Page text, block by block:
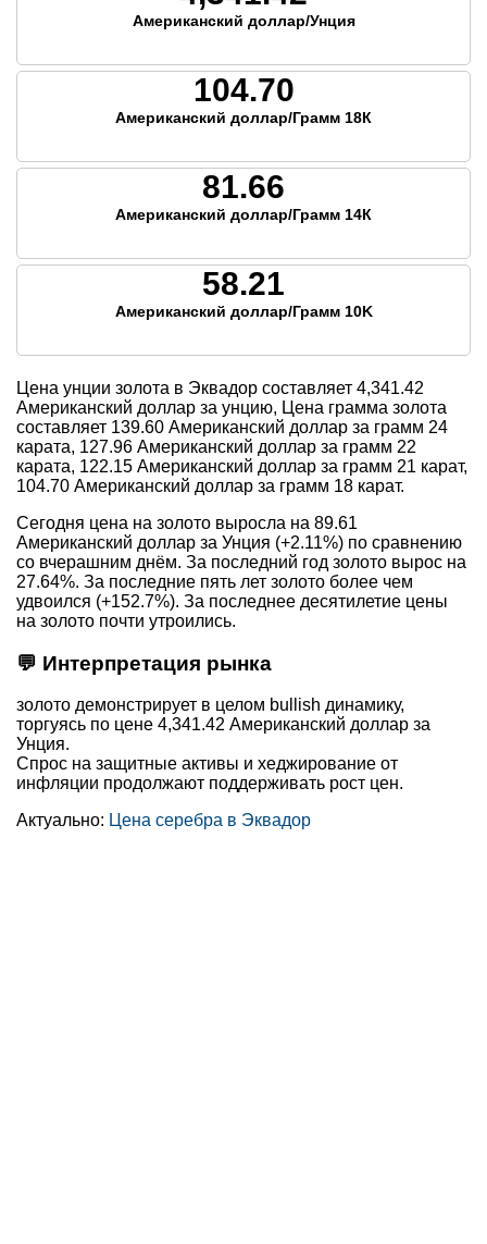
Американский доллар/Унция
104.70
Американский доллар/Грамм 18К
81.66
Американский доллар/Грамм 14К
58.21
Американский доллар/Грамм 10K
Цена унции золота в Эквадор составляет 4,341.42
Американский доллар за унцию, Цена грамма золота
составляет 139.60 Американский доллар за грамм 24
карата, 127.96 Американский доллар за грамм 22
карата, 122.15 Американский доллар за грамм 21 карат,
104.70 Американский доллар за грамм 18 карат.
Сегодня цена на золото выросла на 89.61
Американский доллар за Унция (+2.11%) по сравнению
со вчерашним днём. За последний год золото вырос на
27.64%. За последние пять лет золото более чем
удвоился (+152.7%). За последнее десятилетие цены
на золото почти утроились.
💬 Интерпретация рынка
золото демонстрирует в целом bullish динамику,
торгуясь по цене 4,341.42 Американский доллар за
Унция.
Спрос на защитные активы и хеджирование от
инфляции продолжают поддерживать рост цен.
Актуально: Цена серебра в Эквадор